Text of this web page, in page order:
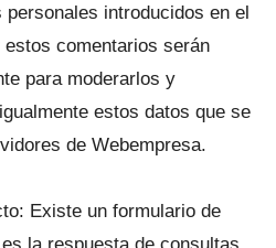
introducidos en el
comentarios serán
para moderarlos y
estos datos que se
de Webempresa.
Existe un formulario de